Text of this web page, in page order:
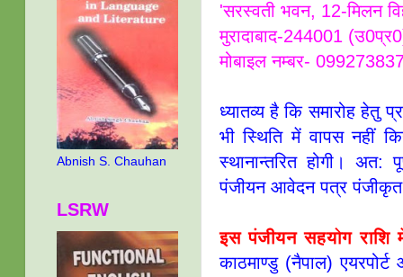
'सरस्वती भवन, 12-मिलन
मुरादाबाद-244001
मोबाइल नम्बर-
ध्यातव्य है कि समारोह हेतु
भी स्थिति में वापस नहीं
स्थानान्तरित होगी। अत:
पंजीयन आवेदन पत्र
इस पंजीयन सहयोग राशि
काठमाण्डु (नैपाल)
Abnish S. Chauhan
LSRW